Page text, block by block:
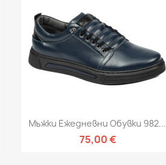
Бърз преглед
Мъжки Ежедневни Обувки 982...
75,00 €